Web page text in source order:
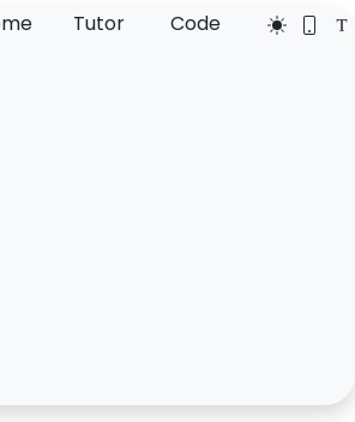
Tutor Code